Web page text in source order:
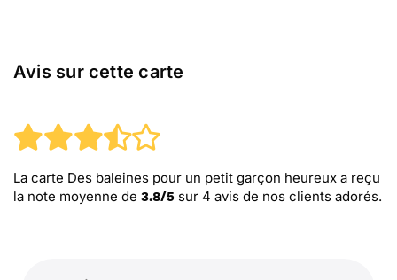
Avis sur cette carte
La carte Des baleines pour un petit garçon heureux a reçu
la note moyenne de 3.8/5 sur 4 avis de nos clients adorés.